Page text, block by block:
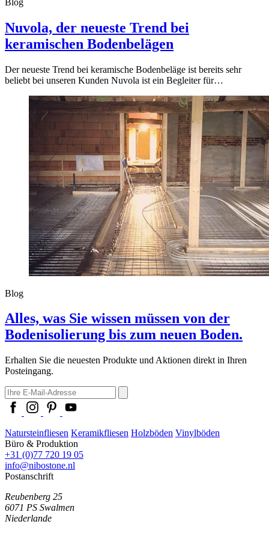
Nuvola, der neueste Trend bei
keramischen Bodenbelägen
Der neueste Trend bei keramische Bodenbeläge ist bereits sehr
beliebt bei unseren Kunden Nuvola ist ein Begleiter für…
Blog
Alles, was Sie wissen müssen von der
Bodenisolierung bis zum neuen Boden.
Erhalten Sie die neuesten Produkte und Aktionen direkt in Ihren
Posteingang.
Natursteinfliesen Keramikfliesen Holzböden Vinylböden
Büro & Produktion
+31 (0)77 720 19 05
info@nibostone.nl
Postanschrift
Reubenberg 25
6071 PS Swalmen
Niederlande